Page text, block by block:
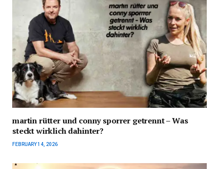
martin rütter und conny sporrer getrennt – Was
steckt wirklich dahinter?
FEBRUARY 14, 2026